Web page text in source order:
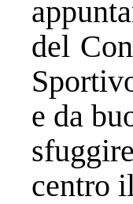
del
e da
centro